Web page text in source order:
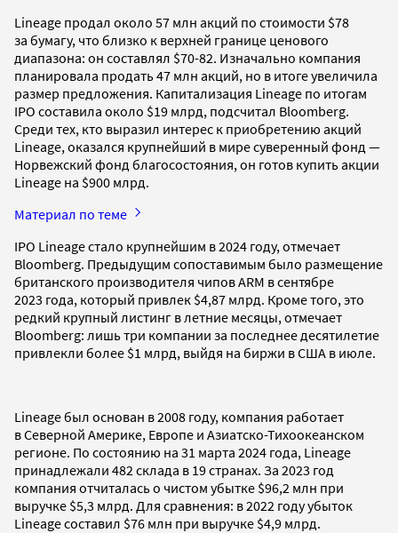
Lineage продал около 57 млн акций по стоимости $78
за бумагу, что близко к верхней границе ценового
диапазона: он составлял $70-82. Изначально компания
планировала продать 47 млн акций, но в итоге увеличила
размер предложения. Капитализация Lineage по итогам
IPO составила около $19 млрд, подсчитал Bloomberg.
Среди тех, кто выразил интерес к приобретению акций
Lineage, оказался крупнейший в мире суверенный фонд —
Норвежский фонд благосостояния, он готов купить акции
Lineage на $900 млрд.
Материал по теме
IPO Lineage стало крупнейшим в 2024 году, отмечает
Bloomberg. Предыдущим сопоставимым было размещение
британского производителя чипов ARM в сентябре
2023 года, который привлек $4,87 млрд. Кроме того, это
редкий крупный листинг в летние месяцы, отмечает
Bloomberg: лишь три компании за последнее десятилетие
привлекли более $1 млрд, выйдя на биржи в США в июле.
Lineage был основан в 2008 году, компания работает
в Северной Америке, Европе и Азиатско-Тихоокеанском
регионе. По состоянию на 31 марта 2024 года, Lineage
принадлежали 482 склада в 19 странах. За 2023 год
компания отчиталась о чистом убытке $96,2 млн при
выручке $5,3 млрд. Для сравнения: в 2022 году убыток
Lineage составил $76 млн при выручке $4,9 млрд.